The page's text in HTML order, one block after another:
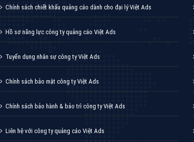
Chính sách chiết khấu quảng cáo dành cho đại lý Việt Ads
Hồ sơ năng lực công ty quảng cáo Việt Ads
Tuyển dụng nhân sự công ty Việt Ads
Chính sách bảo mật công ty Việt Ads
Chính sách bảo hành & bảo trì công ty Việt Ads
Liên hệ với công ty quảng cáo Việt Ads